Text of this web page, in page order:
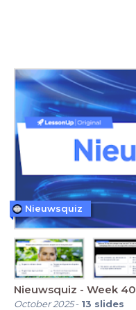
Nieuwsquiz - Week 40
October 2025- 13 slides
Nieuwsquiz